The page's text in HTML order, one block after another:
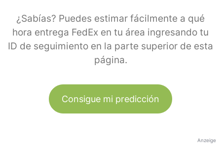
¿Sabías? Puedes estimar fácilmente a qué
hora entrega FedEx en tu área ingresando tu
ID de seguimiento en la parte superior de esta
página.
Consigue mi predicción
Anzeige